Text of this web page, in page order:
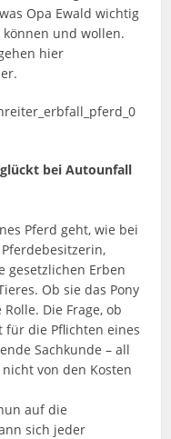
Opa Ewald wichtig
und wollen.
hier
bei Autounfall
Pferd geht, wie bei
gesetzlichen Erben
Ob sie das Pony
Die Frage, ob
für die Pflichten eines
Sachkunde – all
von den Kosten
auf die
sich jeder